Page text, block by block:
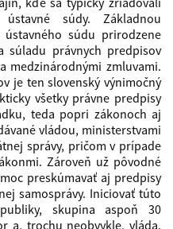
súdy. Základnou
súdu prirodzene
súladu právnych predpisov
medzinárodnými zmluvami.
je ten slovenský výnimočný
všetky právne predpisy
teda popri zákonoch aj
vládou, ministerstvami
správy, pričom v prípade
Zároveň už pôvodné
preskúmavať aj predpisy
samosprávy. Iniciovať túto
skupina aspoň 30
a, trochu neobvykle, vláda.